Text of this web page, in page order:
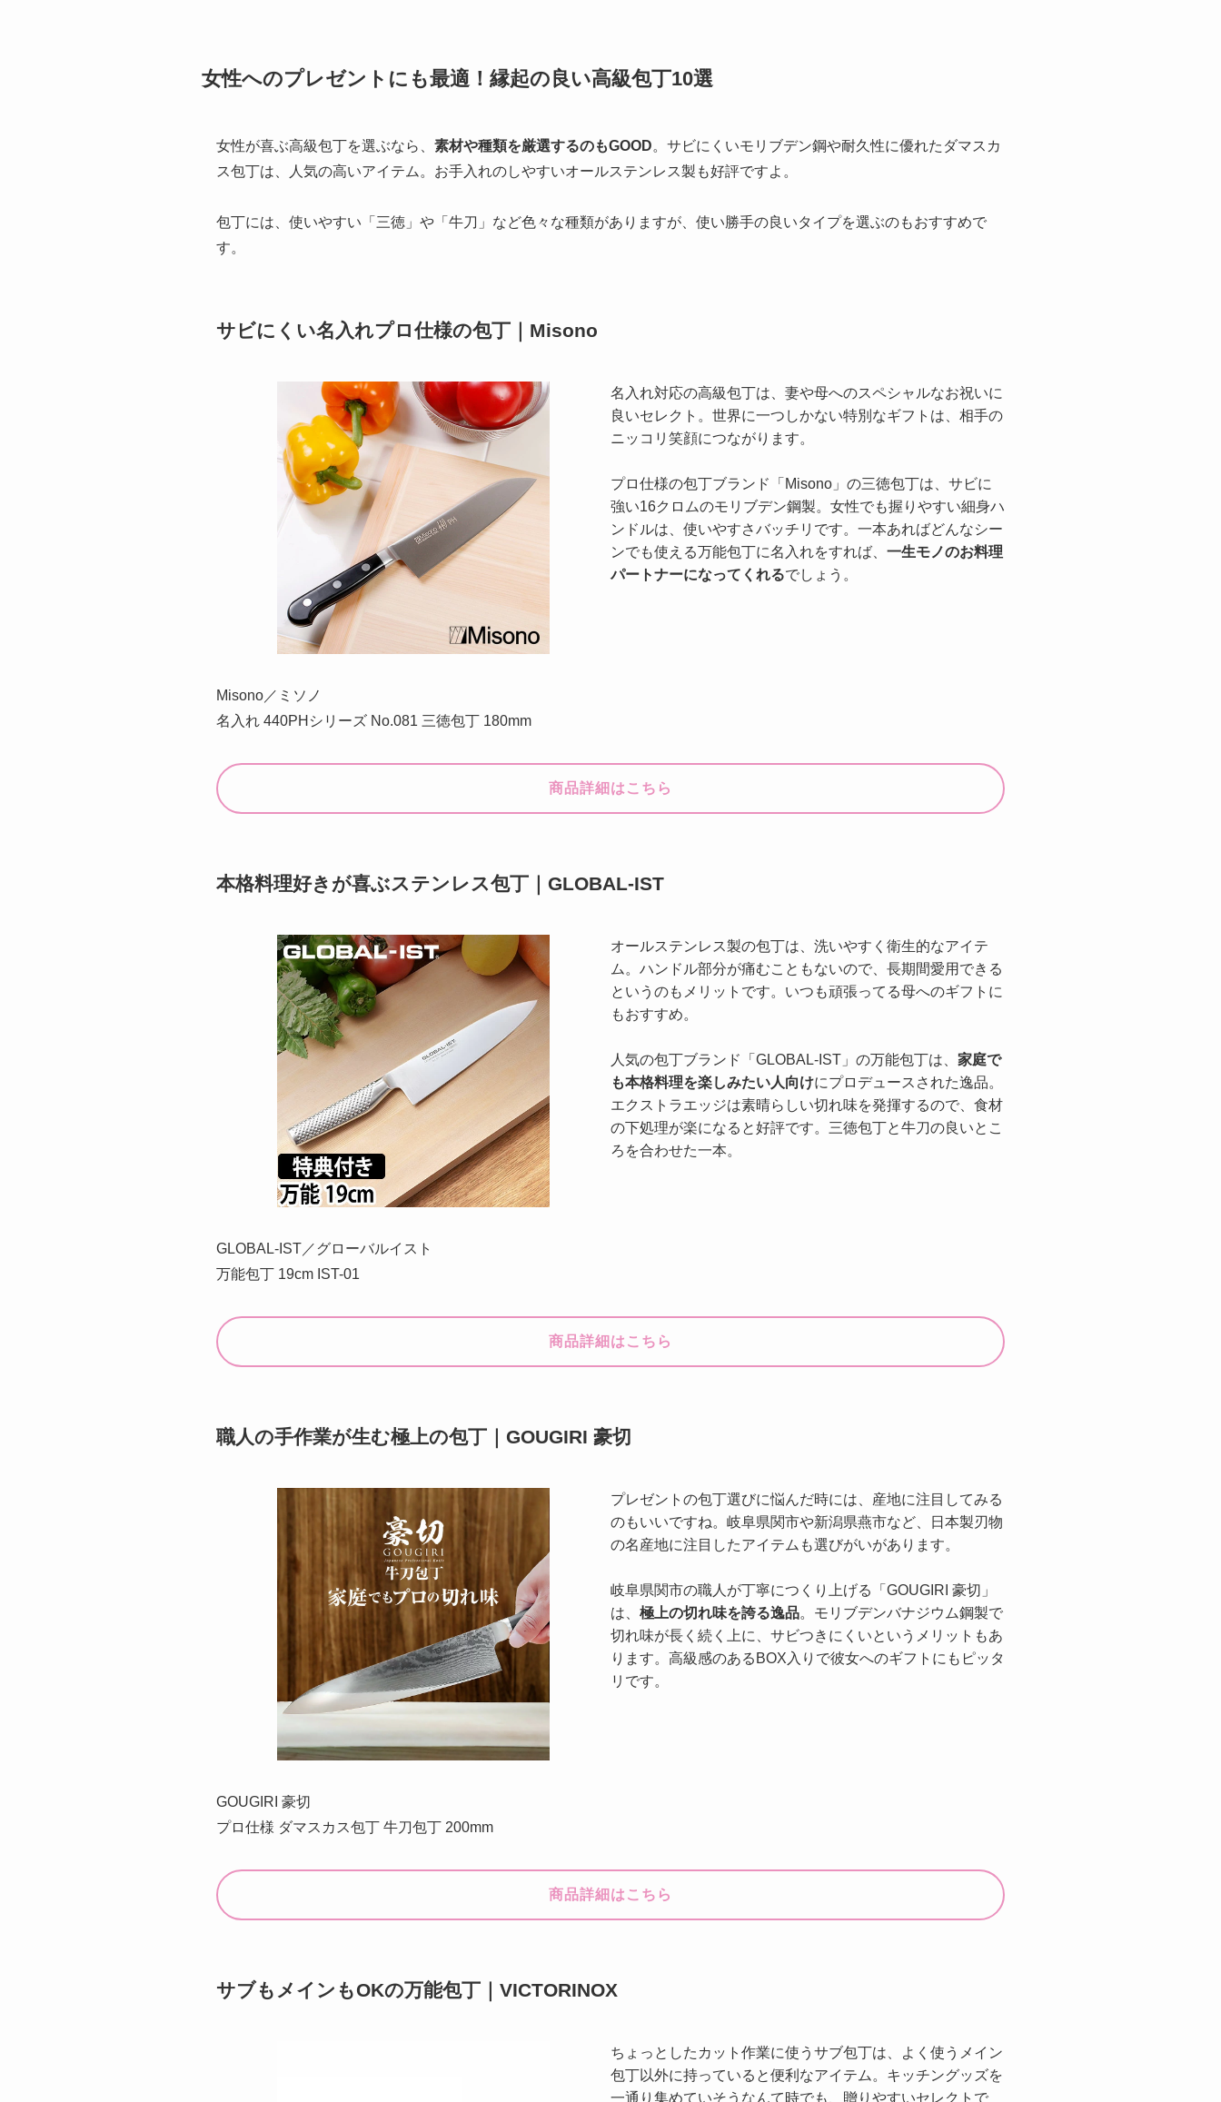
女性へのプレゼントにも最適！縁起の良い高級包丁10選
女性が喜ぶ高級包丁を選ぶなら、 素材や種類を厳選するのもGOOD。サビにくいモリブデン鋼や耐久性に優れたダマスカ
ス包丁は、人気の高いアイテム。お手入れのしやすいオールステンレス製も好評ですよ。
包丁には、使いやすい「三徳」や「牛刀」など色々な種類がありますが、使い勝手の良いタイプを選ぶのもおすすめで
す。
サビにくい名入れプロ仕様の包丁｜Misono
名入れ対応の高級包丁は、妻や母へのスペシャルなお祝いに
良いセレクト。世界に一つしかない特別なギフトは、相手の
ニッコリ笑顔につながります。
プロ仕様の包丁ブランド「Misono」の三徳包丁は、サビに
強い16クロムのモリブデン鋼製。女性でも握りやすい細身ハ
ンドルは、使いやすさバッチリです。一本あればどんなシー
ンでも使える万能包丁に名入れをすれば、 一生モノのお料理
パートナーになってくれるでしょう。
Misono／ミソノ
名入れ 440PHシリーズ No.081 三徳包丁 180mm
商品詳細はこちら
本格料理好きが喜ぶステンレス包丁｜GLOBAL-IST
オールステンレス製の包丁は、洗いやすく衛生的なアイテ
ム。ハンドル部分が痛むこともないので、長期間愛用できる
というのもメリットです。いつも頑張ってる母へのギフトに
もおすすめ。
人気の包丁ブランド「GLOBAL-IST」の万能包丁は、 家庭で
も本格料理を楽しみたい人向けにプロデュースされた逸品。
エクストラエッジは素晴らしい切れ味を発揮するので、食材
の下処理が楽になると好評です。三徳包丁と牛刀の良いとこ
ろを合わせた一本。
GLOBAL-IST／グローバルイスト
万能包丁 19cm IST-01
商品詳細はこちら
職人の手作業が生む極上の包丁｜GOUGIRI 豪切
プレゼントの包丁選びに悩んだ時には、産地に注目してみる
のもいいですね。岐阜県関市や新潟県燕市など、日本製刃物
の名産地に注目したアイテムも選びがいがあります。
岐阜県関市の職人が丁寧につくり上げる「GOUGIRI 豪切」
は、 極上の切れ味を誇る逸品。モリブデンバナジウム鋼製で
切れ味が長く続く上に、サビつきにくいというメリットもあ
ります。高級感のあるBOX入りで彼女へのギフトにもピッタ
リです。
GOUGIRI 豪切
プロ仕様 ダマスカス包丁 牛刀包丁 200mm
商品詳細はこちら
サブもメインもOKの万能包丁｜VICTORINOX
ちょっとしたカット作業に使うサブ包丁は、よく使うメイン
包丁以外に持っていると便利なアイテム。キッチングッズを
一通り集めていそうなんて時でも、贈りやすいセレクトで